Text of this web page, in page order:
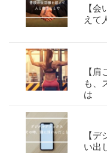
【
えて
【
も、
は
【
い出